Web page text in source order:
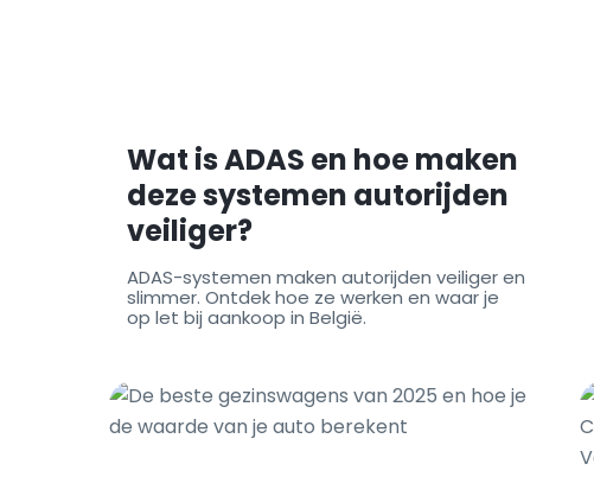
Wat is ADAS en hoe maken
deze systemen autorijden
veiliger?
ADAS-systemen maken autorijden veiliger en
slimmer. Ontdek hoe ze werken en waar je
op let bij aankoop in België.